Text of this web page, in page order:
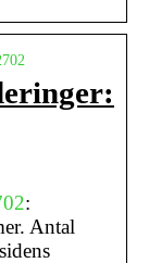
:
Antal